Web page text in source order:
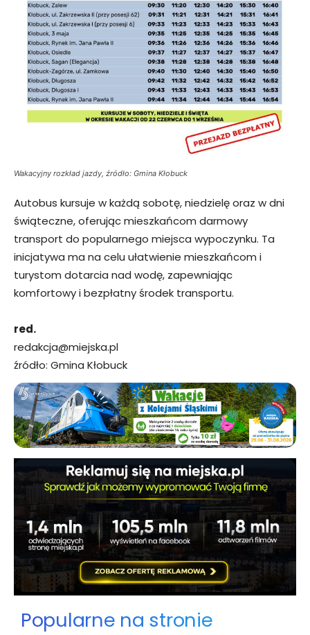
Wakacyjny rozkład jazdy, źródło: Gmina Kłobuck
Autobus kursuje w każdą sobotę, niedzielę oraz w dni
świąteczne, oferując mieszkańcom darmowy
transport do popularnego miejsca wypoczynku. Ta
inicjatywa ma na celu ułatwienie mieszkańcom i
turystom dotarcia nad wodę, zapewniając
komfortowy i bezpłatny środek transportu.
red.
redakcja@miejska.pl
źródło: Gmina Kłobuck
Popularne na stronie